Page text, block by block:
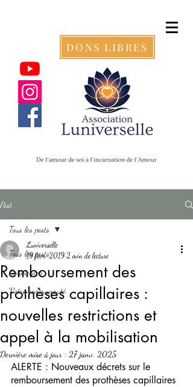
DONS LIBRES
Post
Tous les posts
Commencer
Votre communauté
Tous les posts
Remboursement des
prothèses capillaires :
nouvelles restrictions et
appel à la mobilisation
Luniverselle
19 févr. 2019 2 min de lecture
Dernière mise à jour : 27 janv. 2025
ALERTE : Nouveaux décrets sur le
remboursement des prothèses capillaires